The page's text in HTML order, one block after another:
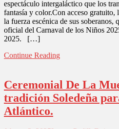
espectáculo intergaláctico que los
fantasía y color.Con acceso gratuito,
la fuerza escénica de sus soberanos,
oficial del Carnaval de los Niños
2025. […]
Continue Reading
Ceremonial De La
tradición Soledeña
Atlántico.